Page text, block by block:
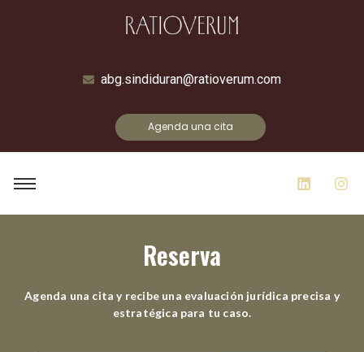
abg.sindiduran@ratioverum.com
Agenda una cita
Reserva
Agenda una cita y recibe una evaluación jurídica precisa y
estratégica para tu caso.